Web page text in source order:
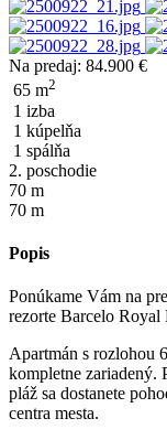
Na predaj: 84.900 €
65 m2
1 izba
1 kúpelňa
1 spálňa
2. poschodie
70 m
70 m
Popis
Ponúkame Vám na
rezorte Barcelo Royal
Apartmán s rozlohou
kompletne zariadený.
pláž sa dostanete
centra mesta.